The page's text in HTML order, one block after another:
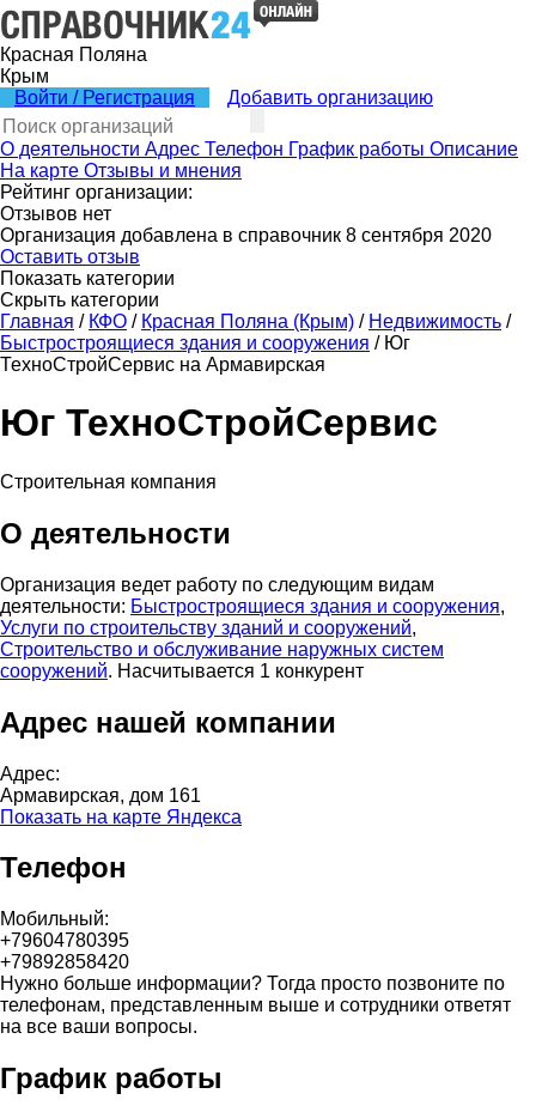
Красная Поляна
Крым
Войти / Регистрация
Добавить организацию
О деятельности Адрес Телефон График работы Описание
На карте Отзывы и мнения
Рейтинг организации:
Отзывов нет
Организация добавлена в справочник 8 сентября 2020
Оставить отзыв
Показать категории
Скрыть категории
Главная / КФО / Красная Поляна (Крым) / Недвижимость /
Быстростроящиеся здания и сооружения / Юг
ТехноСтройСервис на Армавирская
Юг ТехноСтройСервис
Строительная компания
О деятельности
Организация ведет работу по следующим видам
деятельности: Быстростроящиеся здания и сооружения,
Услуги по строительству зданий и сооружений,
Строительство и обслуживание наружных систем
сооружений. Насчитывается 1 конкурент
Адрес нашей компании
Адрес:
Армавирская, дом 161
Показать на карте Яндекса
Телефон
Мобильный:
+79604780395
+79892858420
Нужно больше информации? Тогда просто позвоните по
телефонам, представленным выше и сотрудники ответят
на все ваши вопросы.
График работы